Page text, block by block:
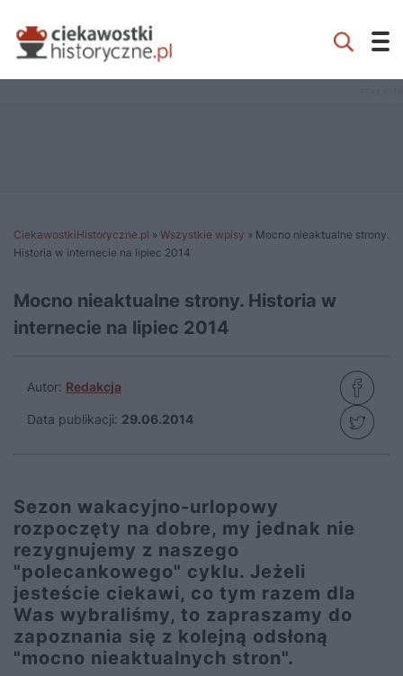
CiekawostkiHistoryczne.pl » Wszystkie wpisy » Mocno nieaktualne strony.
Historia w internecie na lipiec 2014
Mocno nieaktualne strony. Historia w
internecie na lipiec 2014
Autor: Redakcja
Data publikacji: 29.06.2014
Sezon wakacyjno-urlopowy
rozpoczęty na dobre, my jednak nie
rezygnujemy z naszego
"polecankowego" cyklu. Jeżeli
jesteście ciekawi, co tym razem dla
Was wybraliśmy, to zapraszamy do
zapoznania się z kolejną odsłoną
"mocno nieaktualnych stron".